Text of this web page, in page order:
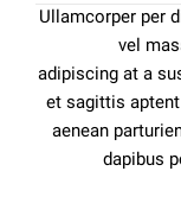
Ullamcorper per
vel
adipiscing at a
et sagittis
aenean
dapibus